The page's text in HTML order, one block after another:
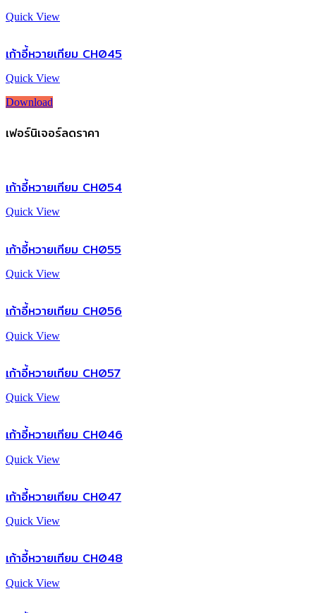
Quick View
เก้าอี้หวายเทียม CH045
Quick View
Download
เฟอร์นิเจอร์ลดราคา
เก้าอี้หวายเทียม CH054
Quick View
เก้าอี้หวายเทียม CH055
Quick View
เก้าอี้หวายเทียม CH056
Quick View
เก้าอี้หวายเทียม CH057
Quick View
เก้าอี้หวายเทียม CH046
Quick View
เก้าอี้หวายเทียม CH047
Quick View
เก้าอี้หวายเทียม CH048
Quick View